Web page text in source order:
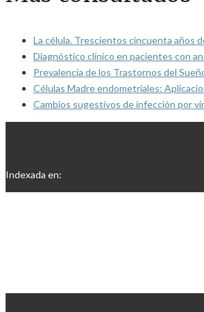
La célula. Trescientos cincuenta años
Diagnóstico clínico en pacientes con
Prevalencia de los Trastornos del
Células Madre endometriales:
Cambios sugestivos de infección por
Indexada en: